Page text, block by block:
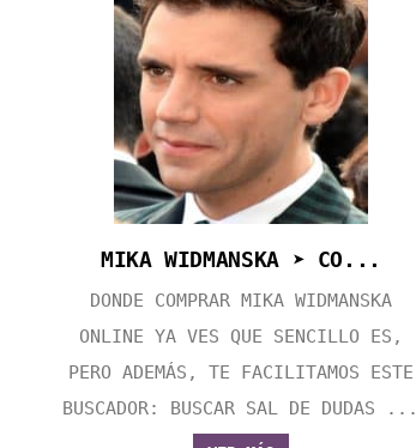
MIKA WIDMANSKA ➤ CO...
DONDE COMPRAR MIKA WIDMANSKA
ONLINE YA VES QUE SENCILLO ES,
PERO ADEMÁS, TE FACILITAMOS ESTE
BUSCADOR: BUSCAR SAL DE DUDAS ...